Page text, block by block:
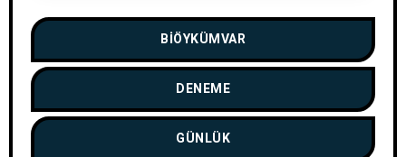
BIÖYKÜMVAR
DENEME
GÜNLÜK